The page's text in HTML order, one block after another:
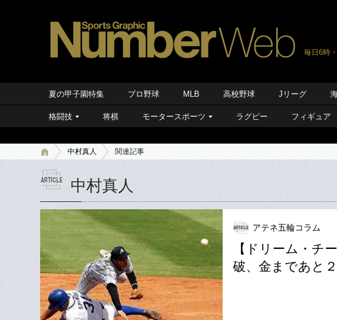
毎日6時
夏の甲子園特集 プロ野球 MLB 高校野球 Jリーグ
格闘技 将棋 モータースポーツ ラグビー フィギュア
中村真人 関連記事
中村真人
アテネ五輪コラム
【ドリーム・チ
破、金まであと